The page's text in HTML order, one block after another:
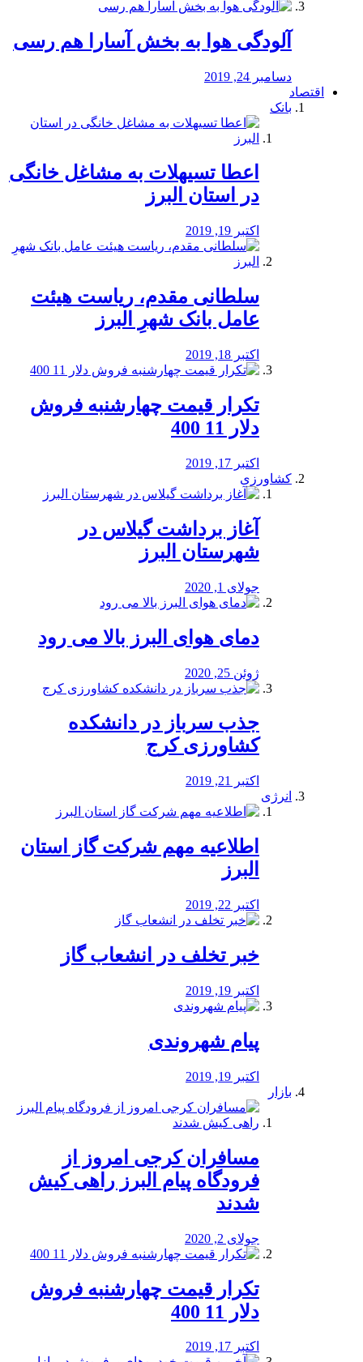
آلودگی هوا به بخش آسارا هم رسی
دسامبر 24, 2019
اقتصاد
بانک
️اعطا تسیهلات به مشاغل خانگی
در استان البرز
اکتبر 19, 2019
سلطانی مقدم، ریاست هیئت
عامل بانک شهرِ البرز
اکتبر 18, 2019
تکرار قیمت چهارشنبه فروش
دلار 11 400
اکتبر 17, 2019
کشاورزی
آغاز برداشت گیلاس در
شهرستان البرز
جولای 1, 2020
دمای هوای البرز بالا می رود
ژوئن 25, 2020
جذب سرباز در دانشکده
کشاورزی کرج
اکتبر 21, 2019
انرژی
️اطلاعیه مهم شرکت گاز استان
البرز
اکتبر 22, 2019
خبر تخلف در انشعاب گاز
اکتبر 19, 2019
پیام شهروندی
اکتبر 19, 2019
بازار
مسافران کرجی امروز از
فرودگاه پیام البرز راهی کیش
شدند
جولای 2, 2020
تکرار قیمت چهارشنبه فروش
دلار 11 400
اکتبر 17, 2019